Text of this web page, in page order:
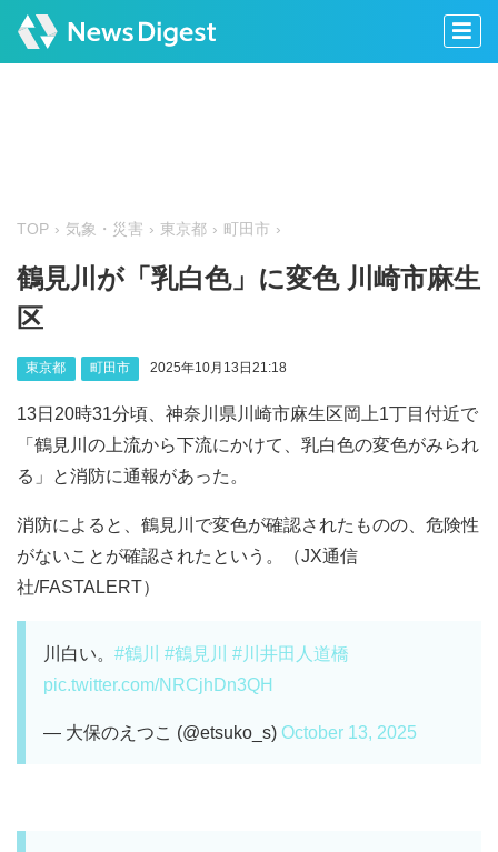
TOP 気象・災害 東京都 町田市
鶴見川が「乳白色」に変色 川崎市麻生
区
東京都 町田市 2025年10月13日21:18
13日20時31分頃、神奈川県川崎市麻生区岡上1丁目付近で
「鶴見川の上流から下流にかけて、乳白色の変色がみられ
る」と消防に通報があった。
消防によると、鶴見川で変色が確認されたものの、危険性
がないことが確認されたという。（JX通信
社/FASTALERT）
川白い。 #鶴川 #鶴見川
#川井田人道橋
pic.twitter.com/NRCjhDn3QH
— 大保のえつこ (@etsuko_s) October 13, 2025